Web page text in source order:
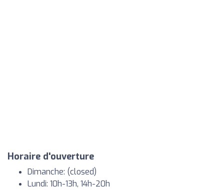
Horaire d'ouverture
Dimanche: (closed)
Lundi: 10h-13h, 14h-20h